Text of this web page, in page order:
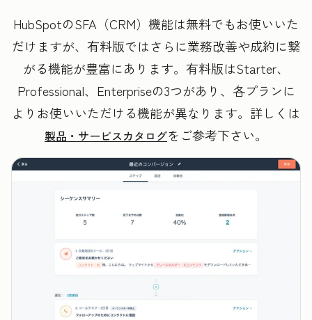
HubSpotのSFA（CRM）機能は無料でもお使いいた
だけますが、有料版ではさらに業務改善や成約に繋
がる機能が豊富にあります。有料版はStarter、
Professional、Enterpriseの3つがあり、各プランに
よりお使いいただける機能が異なります。詳しくは
製品・サービスカタログをご参考下さい。